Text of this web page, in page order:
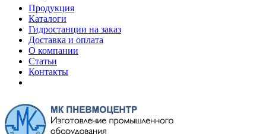
Продукция
Каталоги
Гидростанции на заказ
Доставка и оплата
О компании
Статьи
Контакты